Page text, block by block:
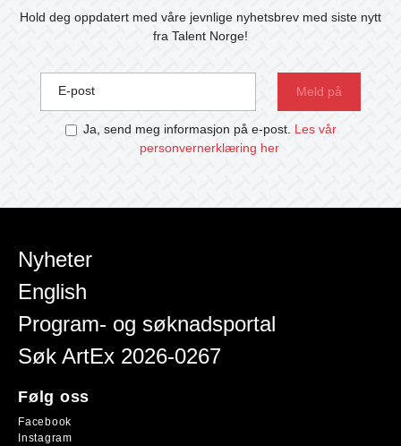
Hold deg oppdatert med våre jevnlige nyhetsbrev med siste nytt
fra Talent Norge!
E-post
Ja, send meg informasjon på e-post. Les vår
personvernerklæring her
Nyheter
English
Program- og søknadsportal
Søk ArtEx 2026-0267
Følg oss
Facebook
Instagram